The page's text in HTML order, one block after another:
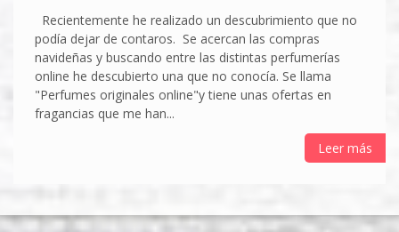
Recientemente he realizado un descubrimiento que no
podía dejar de contaros. Se acercan las compras
navideñas y buscando entre las distintas perfumerías
online he descubierto una que no conocía. Se llama
"Perfumes originales online"y tiene unas ofertas en
fragancias que me han...
Leer más